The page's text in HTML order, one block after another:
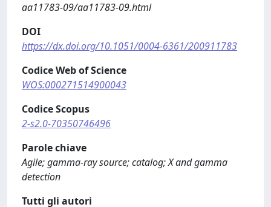
aa11783-09/aa11783-09.html
DOI
https://dx.doi.org/10.1051/0004-6361/200911783
Codice Web of Science
WOS:000271514900043
Codice Scopus
2-s2.0-70350746496
Parole chiave
Agile; gamma-ray source; catalog; X and gamma
detection
Tutti gli autori